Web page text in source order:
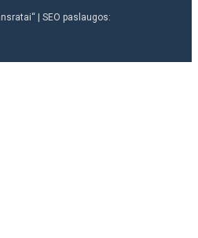
| SEO paslaugos: